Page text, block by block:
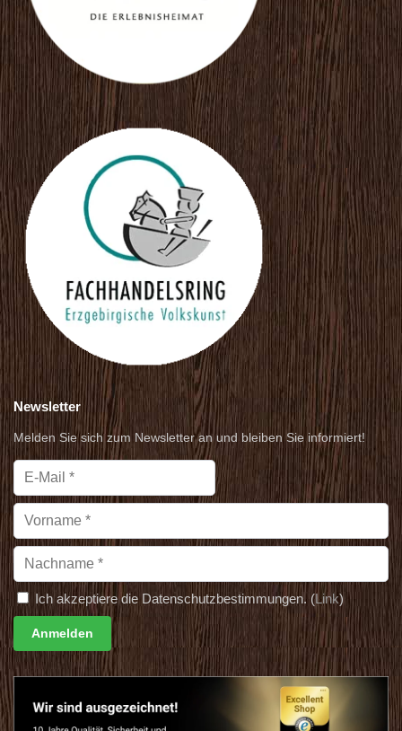
Newsletter
Melden Sie sich zum Newsletter an und bleiben Sie informiert!
Ich akzeptiere die Datenschutzbestimmungen. (Link)